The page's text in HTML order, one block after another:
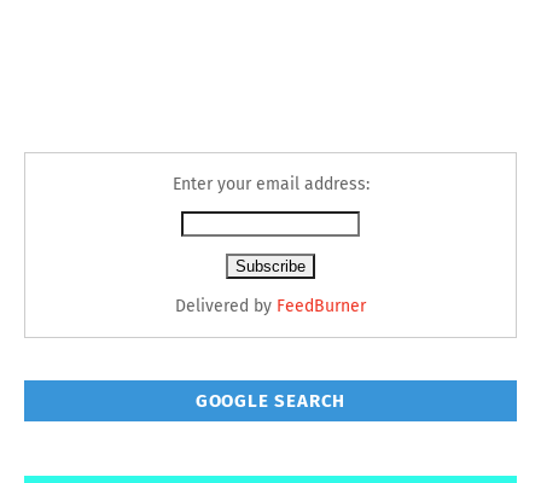
Enter your email address:
Delivered by FeedBurner
GOOGLE SEARCH